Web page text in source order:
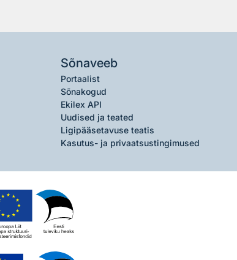
Sõnaveeb
Portaalist
Sõnakogud
Ekilex API
Uudised ja teated
Ligipääsetavuse teatis
Kasutus- ja privaatsustingimused